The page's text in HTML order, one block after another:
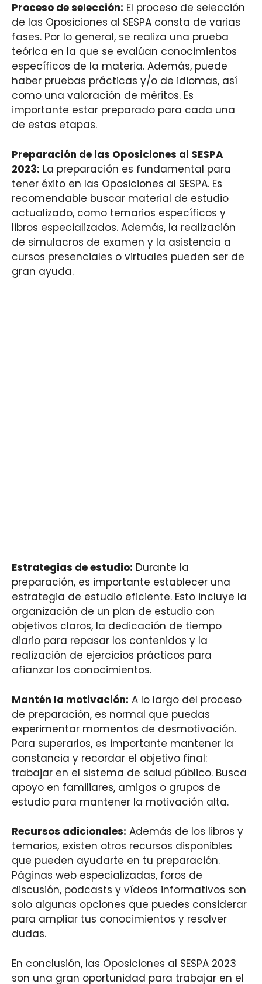
Proceso de selección: El proceso de selección
de las Oposiciones al SESPA consta de varias
fases. Por lo general, se realiza una prueba
teórica en la que se evalúan conocimientos
específicos de la materia. Además, puede
haber pruebas prácticas y/o de idiomas, así
como una valoración de méritos. Es
importante estar preparado para cada una
de estas etapas.
Preparación de las Oposiciones al SESPA
2023: La preparación es fundamental para
tener éxito en las Oposiciones al SESPA. Es
recomendable buscar material de estudio
actualizado, como temarios específicos y
libros especializados. Además, la realización
de simulacros de examen y la asistencia a
cursos presenciales o virtuales pueden ser de
gran ayuda.
Estrategias de estudio: Durante la
preparación, es importante establecer una
estrategia de estudio eficiente. Esto incluye la
organización de un plan de estudio con
objetivos claros, la dedicación de tiempo
diario para repasar los contenidos y la
realización de ejercicios prácticos para
afianzar los conocimientos.
Mantén la motivación: A lo largo del proceso
de preparación, es normal que puedas
experimentar momentos de desmotivación.
Para superarlos, es importante mantener la
constancia y recordar el objetivo final:
trabajar en el sistema de salud público. Busca
apoyo en familiares, amigos o grupos de
estudio para mantener la motivación alta.
Recursos adicionales: Además de los libros y
temarios, existen otros recursos disponibles
que pueden ayudarte en tu preparación.
Páginas web especializadas, foros de
discusión, podcasts y vídeos informativos son
solo algunas opciones que puedes considerar
para ampliar tus conocimientos y resolver
dudas.
En conclusión, las Oposiciones al SESPA 2023
son una gran oportunidad para trabajar en el